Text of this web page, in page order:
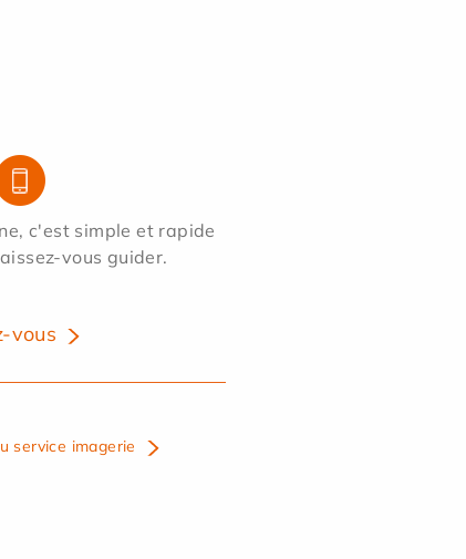
c'est simple et rapide
vous guider.
vous
service imagerie